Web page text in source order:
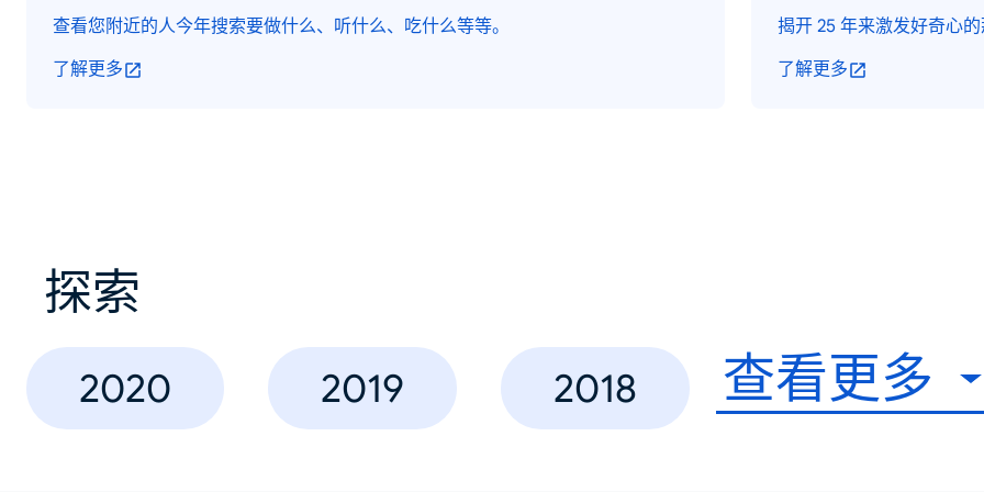
查看您附近的人今年搜索要做什么、听什么、吃什么等等。
了解更多
揭开 25 年来激发好奇心的
了解更多
探索
2020 2019 2018 查看更多